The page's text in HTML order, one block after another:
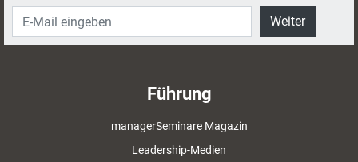
Weiter
Führung
managerSeminare Magazin
Leadership-Medien